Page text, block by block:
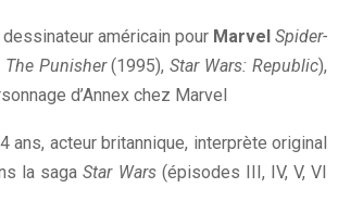
dessinateur américain pour Marvel Spider-
The Punisher(1995),Star Wars: Republic),
d’Annex chez Marvel
ans, acteur britannique, interprète original
la sagaStar Wars (épisodes III, IV, V, VI